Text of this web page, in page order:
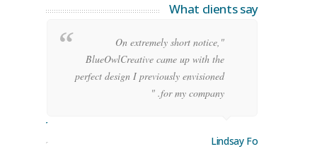
What clients say
"On extremely short notice,
BlueOwlCreative came up with the
perfect design I previously envisioned
for my company. "
Lindsay Ford
Stoner
Manager